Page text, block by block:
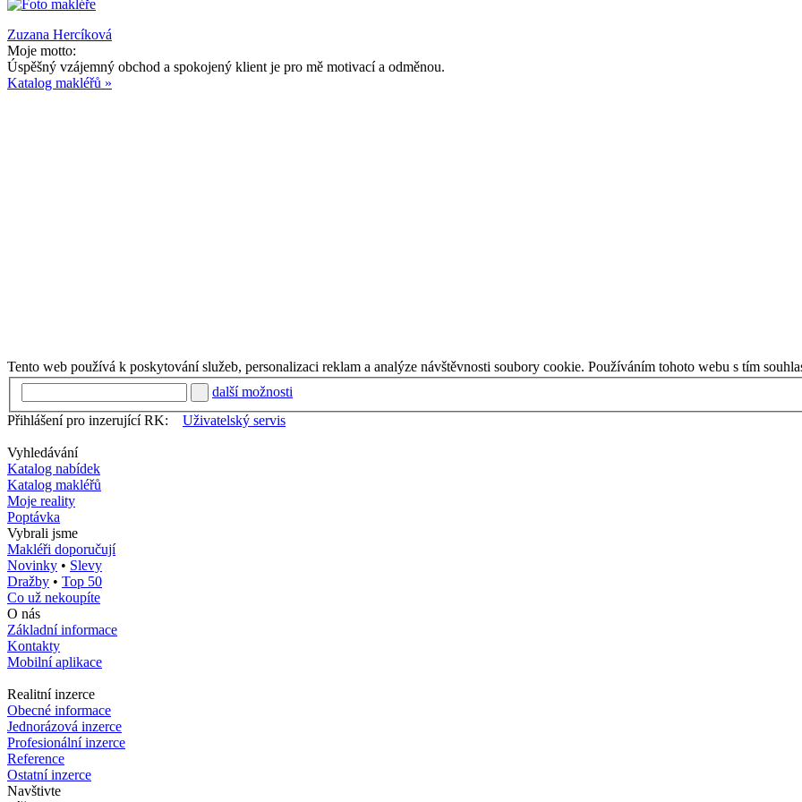
Zuzana Hercíková
Moje motto:
Úspěšný vzájemný obchod a spokojený klient je pro mě motivací a odměnou.
Katalog makléřů »
Tento web používá k poskytování služeb, personalizaci reklam a analýze návštěvnosti soubory cookie. Používáním tohoto webu s tím
další možnosti
Přihlášení pro inzerující RK:
Uživatelský servis
Vyhledávání
Katalog nabídek
Katalog makléřů
Moje reality
Poptávka
Vybrali jsme
Makléři doporučují
Novinky • Slevy
Dražby • Top 50
Co už nekoupíte
O nás
Základní informace
Kontakty
Mobilní aplikace
Realitní inzerce
Obecné informace
Jednorázová inzerce
Profesionální inzerce
Reference
Ostatní inzerce
Navštivte